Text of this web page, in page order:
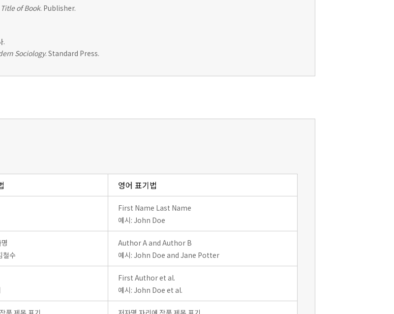
Title of Book. Publisher.
.
Sociology. Standard Press.
영어 표기법
First Name Last Name
예시: John Doe
철수
Author A and Author B
예시: John Doe and Jane Potter
First Author et al.
예시: John Doe et al.